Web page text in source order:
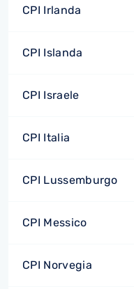
CPI Irlanda
CPI Islanda
CPI Israele
CPI Italia
CPI Lussemburgo
CPI Messico
CPI Norvegia